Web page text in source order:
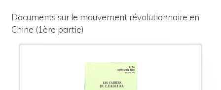
Documents sur le mouvement révolutionnaire en
Chine (1ère partie)